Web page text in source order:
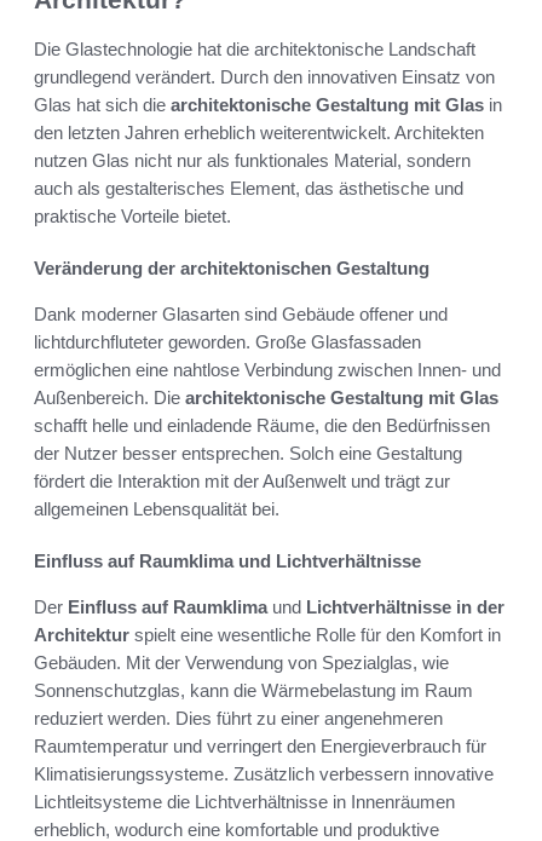
Die Glastechnologie hat die architektonische Landschaft
grundlegend verändert. Durch den innovativen Einsatz von
Glas hat sich die architektonische Gestaltung mit Glas in
den letzten Jahren erheblich weiterentwickelt. Architekten
nutzen Glas nicht nur als funktionales Material, sondern
auch als gestalterisches Element, das ästhetische und
praktische Vorteile bietet.
Veränderung der architektonischen Gestaltung
Dank moderner Glasarten sind Gebäude offener und
lichtdurchfluteter geworden. Große Glasfassaden
ermöglichen eine nahtlose Verbindung zwischen Innen- und
Außenbereich. Die architektonische Gestaltung mit Glas
schafft helle und einladende Räume, die den Bedürfnissen
der Nutzer besser entsprechen. Solch eine Gestaltung
fördert die Interaktion mit der Außenwelt und trägt zur
allgemeinen Lebensqualität bei.
Einfluss auf Raumklima und Lichtverhältnisse
Der Einfluss auf Raumklimaund Lichtverhältnisse in der
Architektur spielt eine wesentliche Rolle für den Komfort in
Gebäuden. Mit der Verwendung von Spezialglas, wie
Sonnenschutzglas, kann die Wärmebelastung im Raum
reduziert werden. Dies führt zu einer angenehmeren
Raumtemperatur und verringert den Energieverbrauch für
Klimatisierungssysteme. Zusätzlich verbessern innovative
Lichtleitsysteme die Lichtverhältnisse in Innenräumen
erheblich, wodurch eine komfortable und produktive